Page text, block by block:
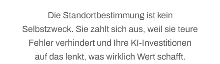
Die Standortbestimmung ist kein
Selbstzweck. Sie zahlt sich aus, weil sie teure
Fehler verhindert und Ihre KI-Investitionen
auf das lenkt, was wirklich Wert schafft.